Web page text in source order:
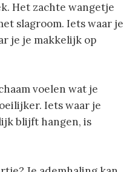
Het zachte wangetje
slagroom. Iets waar je
je je makkelijk op
voelen wat je
Iets waar je
blijft hangen, is